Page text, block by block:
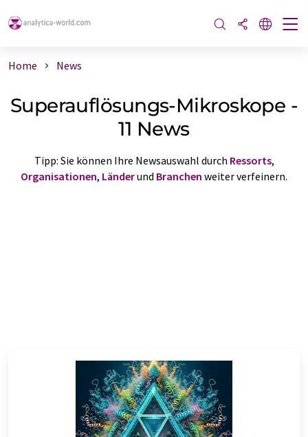
Home News
Superauflösungs-Mikroskope -
11 News
Tipp: Sie können Ihre Newsauswahl durch Ressorts,
Organisationen, Länderund Branchen weiter verfeinern.